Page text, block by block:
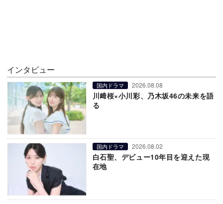
インタビュー
国内ドラマ 2026.08.08
川﨑桜×小川彩、乃木坂46の未来を語
る
国内ドラマ 2026.08.02
白石聖、デビュー10年目を迎えた現
在地